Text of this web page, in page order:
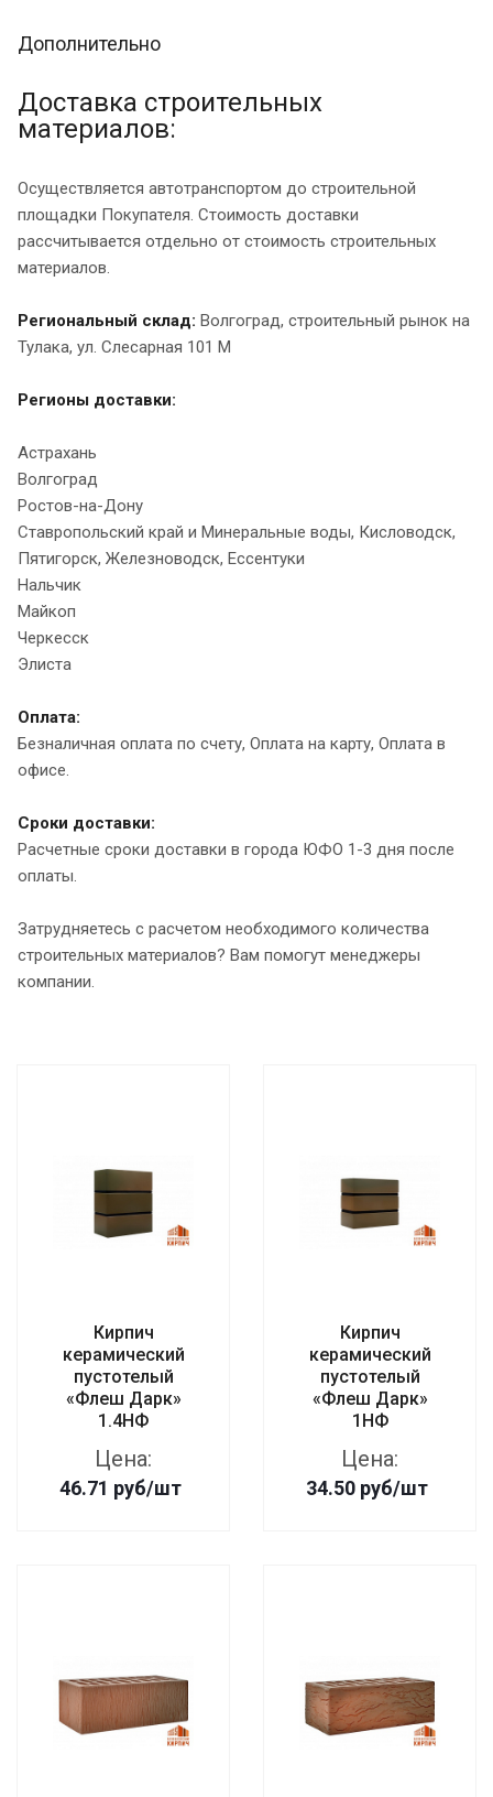
Дополнительно
Доставка строительных
материалов:
Осуществляется автотранспортом до строительной
площадки Покупателя. Стоимость доставки
рассчитывается отдельно от стоимость строительных
материалов.
Региональный склад: Волгоград, строительный рынок на
Тулака, ул. Слесарная 101 М
Регионы доставки:
Астрахань
Волгоград
Ростов-на-Дону
Ставропольский край и Минеральные воды, Кисловодск,
Пятигорск, Железноводск, Ессентуки
Нальчик
Майкоп
Черкесск
Элиста
Оплата:
Безналичная оплата по счету, Оплата на карту, Оплата в
офисе.
Сроки доставки:
Расчетные сроки доставки в города ЮФО 1-3 дня после
оплаты.
Затрудняетесь с расчетом необходимого количества
строительных материалов? Вам помогут менеджеры
компании.
Кирпич
керамический
пустотелый
«Флеш Дарк»
1.4НФ
Цена:
46.71 руб/шт
Кирпич
керамический
пустотелый
«Флеш Дарк»
1НФ
Цена:
34.50 руб/шт